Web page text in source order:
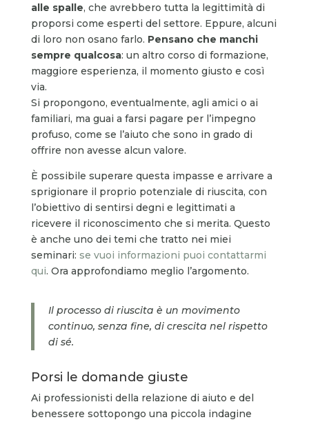
alle spalle, che avrebbero tutta la legittimità di
proporsi come esperti del settore. Eppure, alcuni
di loro non osano farlo. Pensano che manchi
sempre qualcosa: un altro corso di formazione,
maggiore esperienza, il momento giusto e così
via.
Si propongono, eventualmente, agli amici o ai
familiari, ma guai a farsi pagare per l’impegno
profuso, come se l’aiuto che sono in grado di
offrire non avesse alcun valore.
È possibile superare questa impasse e arrivare a
sprigionare il proprio potenziale di riuscita, con
l’obiettivo di sentirsi degni e legittimati a
ricevere il riconoscimento che si merita. Questo
è anche uno dei temi che tratto nei miei
seminari: se vuoi informazioni puoi contattarmi
qui. Ora approfondiamo meglio l’argomento.
Il processo di riuscita è un movimento
continuo, senza fine, di crescita nel rispetto
di sé.
Porsi le domande giuste
Ai professionisti della relazione di aiuto e del
benessere sottopongo una piccola indagine